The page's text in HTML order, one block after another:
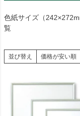
色紙サイズ（
覧
並び替え 価格が安い順